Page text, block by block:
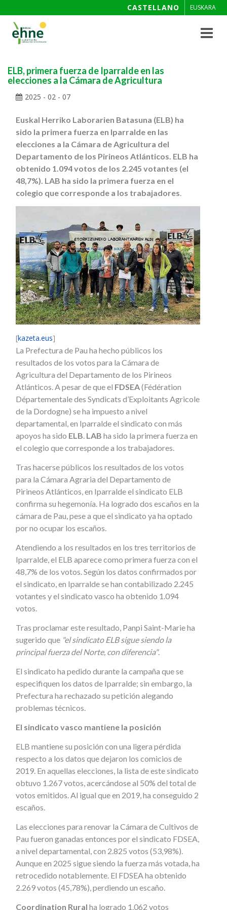
CASTELLANO EUSKARA
Toggle
ELB, primera fuerza de Iparralde en las
elecciones a la Cámara de Agricultura
2025 - 02 - 07
Euskal Herriko Laborarien Batasuna (ELB) ha
sido la primera fuerza en Iparralde en las
elecciones a la Cámara de Agricultura del
Departamento de los Pirineos Atlánticos. ELB ha
obtenido 1.094 votos de los 2.245 votantes (el
48,7%). LAB ha sido la primera fuerza en el
colegio que corresponde a los trabajadores.
[kazeta.eus]
La Prefectura de Pau ha hecho públicos los
resultados de los votos para la Cámara de
Agricultura del Departamento de los Pirineos
Atlánticos. A pesar de que el FDSEA(Fédération
Départementale des Syndicats d’Exploitants Agricole
de la Dordogne) se ha impuesto a nivel
departamental, en Iparralde el sindicato con más
apoyos ha sido ELB. LAB ha sido la primera fuerza en
el colegio que corresponde a los trabajadores.
Tras hacerse públicos los resultados de los votos
para la Cámara Agraria del Departamento de
Pirineos Atlánticos, en Iparralde el sindicato ELB
confirma su hegemonía. Ha logrado dos escaños en la
cámara de Pau, pese a que el sindicato ya ha optado
por no ocupar los escaños.
Atendiendo a los resultados en los tres territorios de
Iparralde, el ELB aparece como primera fuerza con el
48,7% de los votos. Según los datos confirmados por
el sindicato, en Iparralde se han contabilizado 2.245
votantes y el sindicato vasco ha obtenido 1.094
votos.
Tras proclamar este resultado, Panpi Saint-Marie ha
sugerido que "el sindicato ELB sigue siendo la
principal fuerza del Norte, con diferencia".
El sindicato ha pedido durante la campaña que se
especifiquen los datos de Iparralde; sin embargo, la
Prefectura ha rechazado su petición alegando
problemas técnicos.
El sindicato vasco mantiene la posición
ELB mantiene su posición con una ligera pérdida
respecto a los datos que dejaron los comicios de
2019. En aquellas elecciones, la lista de este sindicato
obtuvo 1.267 votos, acercándose al 50% del total de
votos emitidos. Al igual que en 2019, ha conseguido 2
escaños.
Las elecciones para renovar la Cámara de Cultivos de
Pau fueron ganadas entonces por el sindicato FDSEA,
a nivel departamental, con 2.825 votos (53,98%).
Aunque en 2025 sigue siendo la fuerza más votada, ha
retrocedido notablemente. El FDSEA ha obtenido
2.269 votos (45,78%), perdiendo un escaño.
Coordination Rural ha logrado 1.062 votos